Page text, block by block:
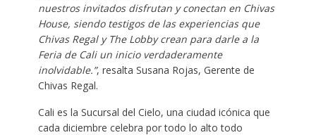
nuestros invitados disfrutan y conectan en Chivas
House, siendo testigos de las experiencias que
Chivas Regal y The Lobby crean para darle a la
Feria de Cali un inicio verdaderamente
inolvidable.”, resalta Susana Rojas, Gerente de
Chivas Regal.
Cali es la Sucursal del Cielo, una ciudad icónica que
cada diciembre celebra por todo lo alto todo